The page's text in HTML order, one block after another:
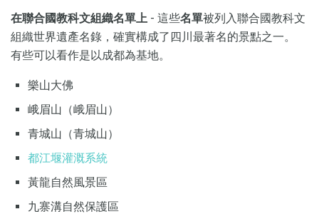
在聯合國教科文組織名單上 - 這些名單被列入聯合國教科文
組織世界遺產名錄，確實構成了四川最著名的景點之一。
有些可以看作是以成都為基地。
樂山大佛
峨眉山（峨眉山）
青城山（青城山）
都江堰灌溉系統
黃龍自然風景區
九寨溝自然保護區